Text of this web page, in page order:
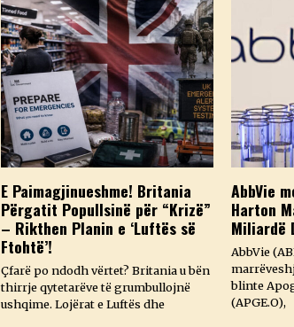
E Paimagjinueshme! Britania
Përgatit Popullsinë për “Krizë”
– Rikthen Planin e ‘Luftës së
Ftohtë’!
Çfarë po ndodh vërtet? Britania u bën
thirrje qytetarëve të grumbullojnë
ushqime. Lojërat e Luftës dhe
AbbVie
Harton
Miliardë
AbbVie
blinte
(APGE.O),